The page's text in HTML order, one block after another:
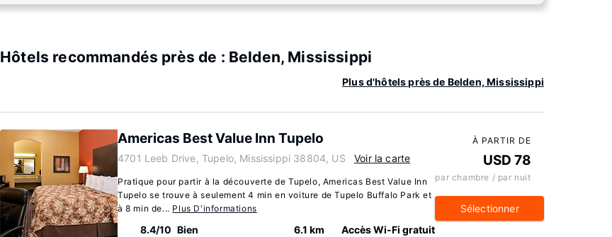
Hôtels recommandés près de : Belden, Mississippi
Plus d'hôtels près de Belden, Mississippi
Americas Best Value Inn Tupelo
4701 Leeb Drive, Tupelo, Mississippi 38804, US Voir la carte
Pratique pour partir à la découverte de Tupelo, Americas Best Value Inn
Tupelo se trouve à seulement 4 min en voiture de Tupelo Buffalo Park et
à 8 min de... Plus D'informations
8.4/10 Bien
6.1 km Accès Wi-Fi gratuit
À PARTIR DE
USD 78
par chambre / par nuit
Sélectionner